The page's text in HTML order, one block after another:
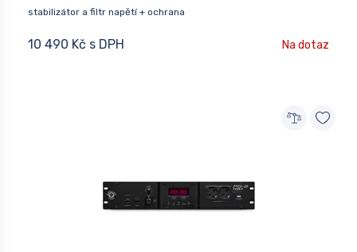
stabilizátor a filtr napětí + ochrana
10 490 Kč s DPH Na dotaz